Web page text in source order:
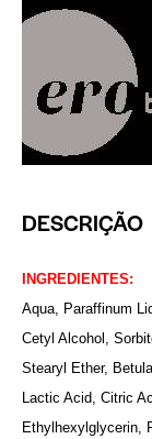
DESCRIÇÃO
INGREDIENTES:
Aqua, Paraffinum
Cetyl Alcohol,
Stearyl Ether,
Lactic Acid, Citric
Ethylhexylglycerin,